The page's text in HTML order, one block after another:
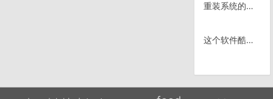
重装系统的故事
这个软件酷啊～ Windy